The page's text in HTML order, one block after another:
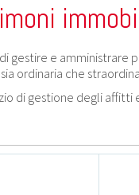
gestire e
ordinaria che
di gestione degli